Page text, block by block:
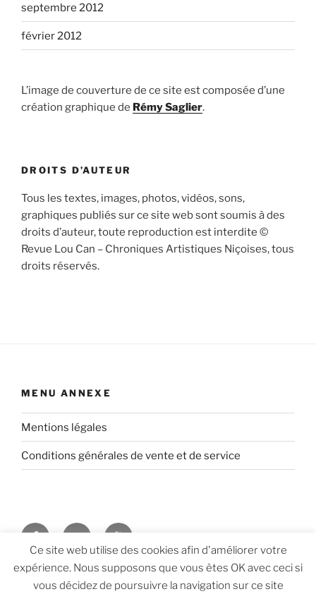
septembre 2012
février 2012
L’image de couverture de ce site est composée d’une
création graphique de Rémy Saglier.
DROITS D’AUTEUR
Tous les textes, images, photos, vidéos, sons,
graphiques publiés sur ce site web sont soumis à des
droits d’auteur, toute reproduction est interdite ©
Revue Lou Can – Chroniques Artistiques Niçoises, tous
droits réservés.
MENU ANNEXE
Mentions légales
Conditions générales de vente et de service
FacebookTwitter Youtube
Vie privée, données personnelles et politique de
Ce site web utilise des cookies afin d'améliorer votre
expérience. Nous supposons que vous êtes OK avec ceci si
vous décidez de poursuivre la navigation sur ce site